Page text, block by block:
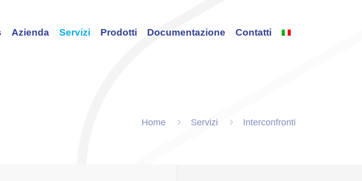
Azienda Servizi Prodotti Documentazione Contatti
Home Servizi Interconfronti